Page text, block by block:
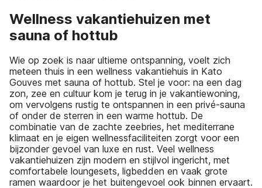
Wellness vakantiehuizen met
sauna of hottub
Wie op zoek is naar ultieme ontspanning, voelt zich
meteen thuis in een wellness vakantiehuis in Kato
Gouves met sauna of hottub. Stel je voor: na een dag
zon, zee en cultuur kom je terug in je vakantiewoning,
om vervolgens rustig te ontspannen in een privé-sauna
of onder de sterren in een warme hottub. De
combinatie van de zachte zeebries, het mediterrane
klimaat en je eigen wellnessfaciliteiten zorgt voor een
bijzonder gevoel van luxe en rust. Veel wellness
vakantiehuizen zijn modern en stijlvol ingericht, met
comfortabele loungesets, ligbedden en vaak grote
ramen waardoor je het buitengevoel ook binnen ervaart.